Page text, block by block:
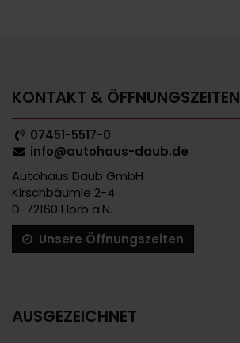
KONTAKT & ÖFFNUNGSZEITEN
07451-5517-0
info@autohaus-daub.de
Autohaus Daub GmbH
Kirschbäumle 2-4
D-72160 Horb a.N.
Unsere Öffnungszeiten
AUSGEZEICHNET